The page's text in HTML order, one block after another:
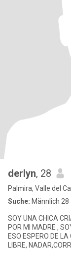
derlyn, 28
Palmira, Valle del
Suche: Männlich 28
SOY UNA CHICA
POR MI MADRE ,
ESO ESPERO DE
LIBRE,